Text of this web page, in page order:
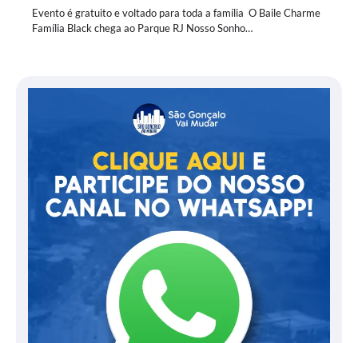
Evento é gratuito e voltado para toda a família O Baile Charme
Família Black chega ao Parque RJ Nosso Sonho…